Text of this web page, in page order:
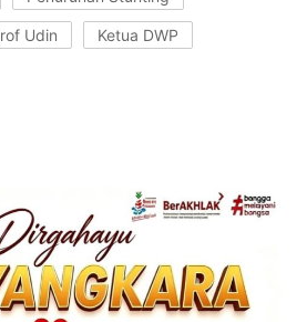
Udin Ketua DWP